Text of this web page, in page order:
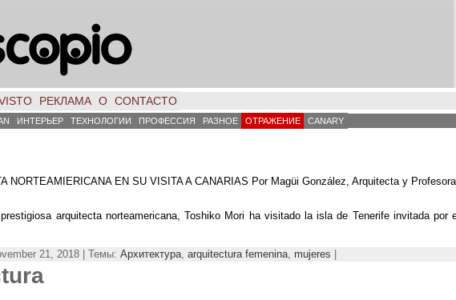
РЕКЛАМА О CONTACTO
ИНТЕРЬЕР ТЕХНОЛОГИИ ПРОФЕССИЯ РАЗНОЕ ОТРАЖЕНИЕ CANARY
NORTEAMIERICANA EN SU VISITA A CANARIAS Por Magüi González , Arquitecta y
arquitecta norteamericana,Toshiko Mori ha visitado la isla de Tenerife invitada por
21, 2018 | Темы: Архитектура, arquitectura femenina, mujeres